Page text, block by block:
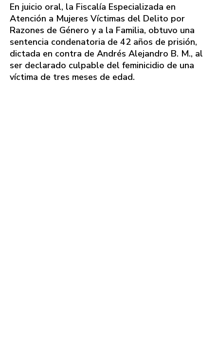
En juicio oral, la Fiscalía Especializada en
Atención a Mujeres Víctimas del Delito por
Razones de Género y a la Familia, obtuvo una
sentencia condenatoria de 42 años de prisión,
dictada en contra de Andrés Alejandro B. M., al
ser declarado culpable del feminicidio de una
víctima de tres meses de edad.